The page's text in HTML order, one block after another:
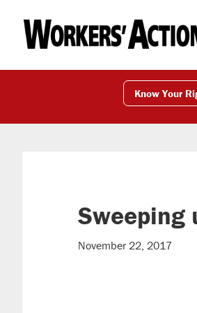
primary
navigation
main
content
footer
Know Your
Sweeping
November 22, 2017